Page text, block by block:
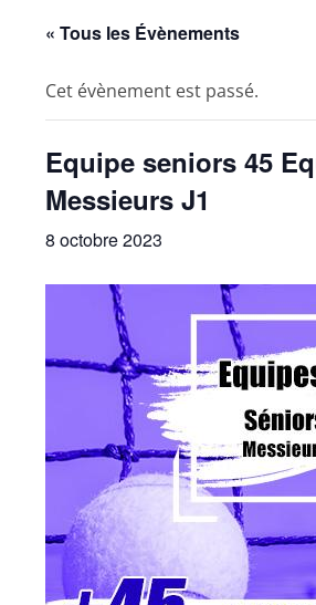
« Tous les Évènements
Cet évènement est passé.
Equipe seniors 45
Messieurs J1
8 octobre 2023